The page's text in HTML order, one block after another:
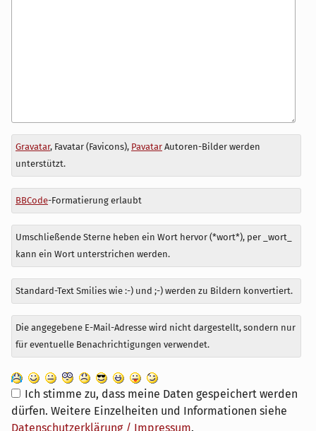
Antwort
zu
Gravatar, Favatar (Favicons), PavatarAutoren-Bilder werden
unterstützt.
BBCode-Formatierung erlaubt
Umschließende Sterne heben ein Wort hervor (*wort*), per _wort_
kann ein Wort unterstrichen werden.
Standard-Text Smilies wie :-) und ;-) werden zu Bildern konvertiert.
Die angegebene E-Mail-Adresse wird nicht dargestellt, sondern nur
für eventuelle Benachrichtigungen verwendet.
Ich stimme zu, dass meine Daten gespeichert werden
dürfen. Weitere Einzelheiten und Informationen siehe
Datenschutzerklärung / Impressum.